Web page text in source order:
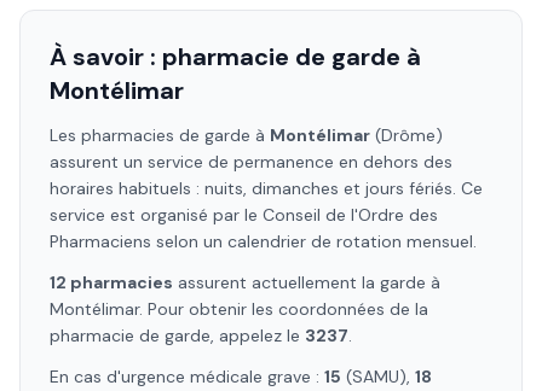
À savoir : pharmacie de garde à
Montélimar
Les pharmacies de garde à Montélimar (Drôme)
assurent un service de permanence en dehors des
horaires habituels : nuits, dimanches et jours fériés. Ce
service est organisé par le Conseil de l'Ordre des
Pharmaciens selon un calendrier de rotation mensuel.
12 pharmacies assurent actuellement la garde à
Montélimar. Pour obtenir les coordonnées de la
pharmacie de garde, appelez le 3237.
En cas d'urgence médicale grave : 15 (SAMU), 18